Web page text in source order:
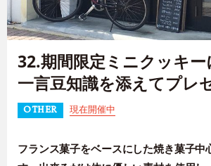
32.期間限定ミニクッキ
一言豆知識を添えてプレ
OTHER 現在開催中
フランス菓子をベースにした焼き菓子中